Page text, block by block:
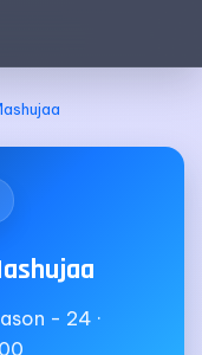
- 24 ·